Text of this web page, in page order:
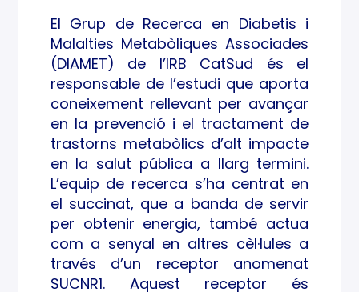
El Grup de Recerca en Diabetis i
Malalties Metabòliques Associades
(DIAMET) de l’IRB CatSud és el
responsable de l’estudi que aporta
coneixement rellevant per avançar
en la prevenció i el tractament de
trastorns metabòlics d’alt impacte
en la salut pública a llarg termini.
L’equip de recerca s’ha centrat en
el succinat, que a banda de servir
per obtenir energia, també actua
com a senyal en altres cèl·lules a
través d’un receptor anomenat
SUCNR1. Aquest receptor és